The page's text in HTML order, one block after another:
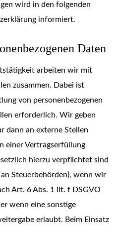
wird in den folgenden
informiert.
Daten
arbeiten wir mit
zusammen. Dabei ist
von personenbezogenen
erforderlich. Wir geben
dann an externe Stellen
einer Vertragserfüllung
hierzu verpflichtet sind
Steuerbehörden), wenn wir
Art. 6 Abs. 1 lit. f DSGVO
wenn eine sonstige
erlaubt. Beim Einsatz